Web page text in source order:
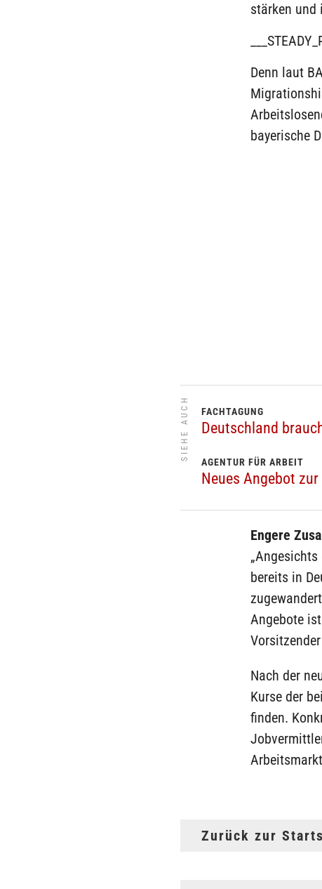
stärken und
Denn laut
bayerische
SIEHE AUCH FACHTAGUNG
Deutschland
AGENTUR FÜR ARBEIT
Neues Angebot
Engere
bereits in
Angebote
Nach der
Kurse der
finden.
Zurück zur